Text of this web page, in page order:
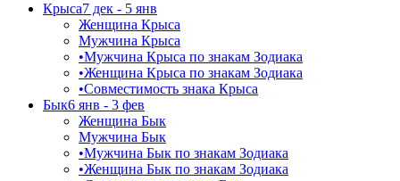
Крыса7 дек - 5 янв
Женщина Крыса
Мужчина Крыса
•Мужчина Крыса по знакам Зодиака
•Женщина Крыса по знакам Зодиака
•Совместимость знака Крыса
Бык6 янв - 3 фев
Женщина Бык
Мужчина Бык
•Мужчина Бык по знакам Зодиака
•Женщина Бык по знакам Зодиака